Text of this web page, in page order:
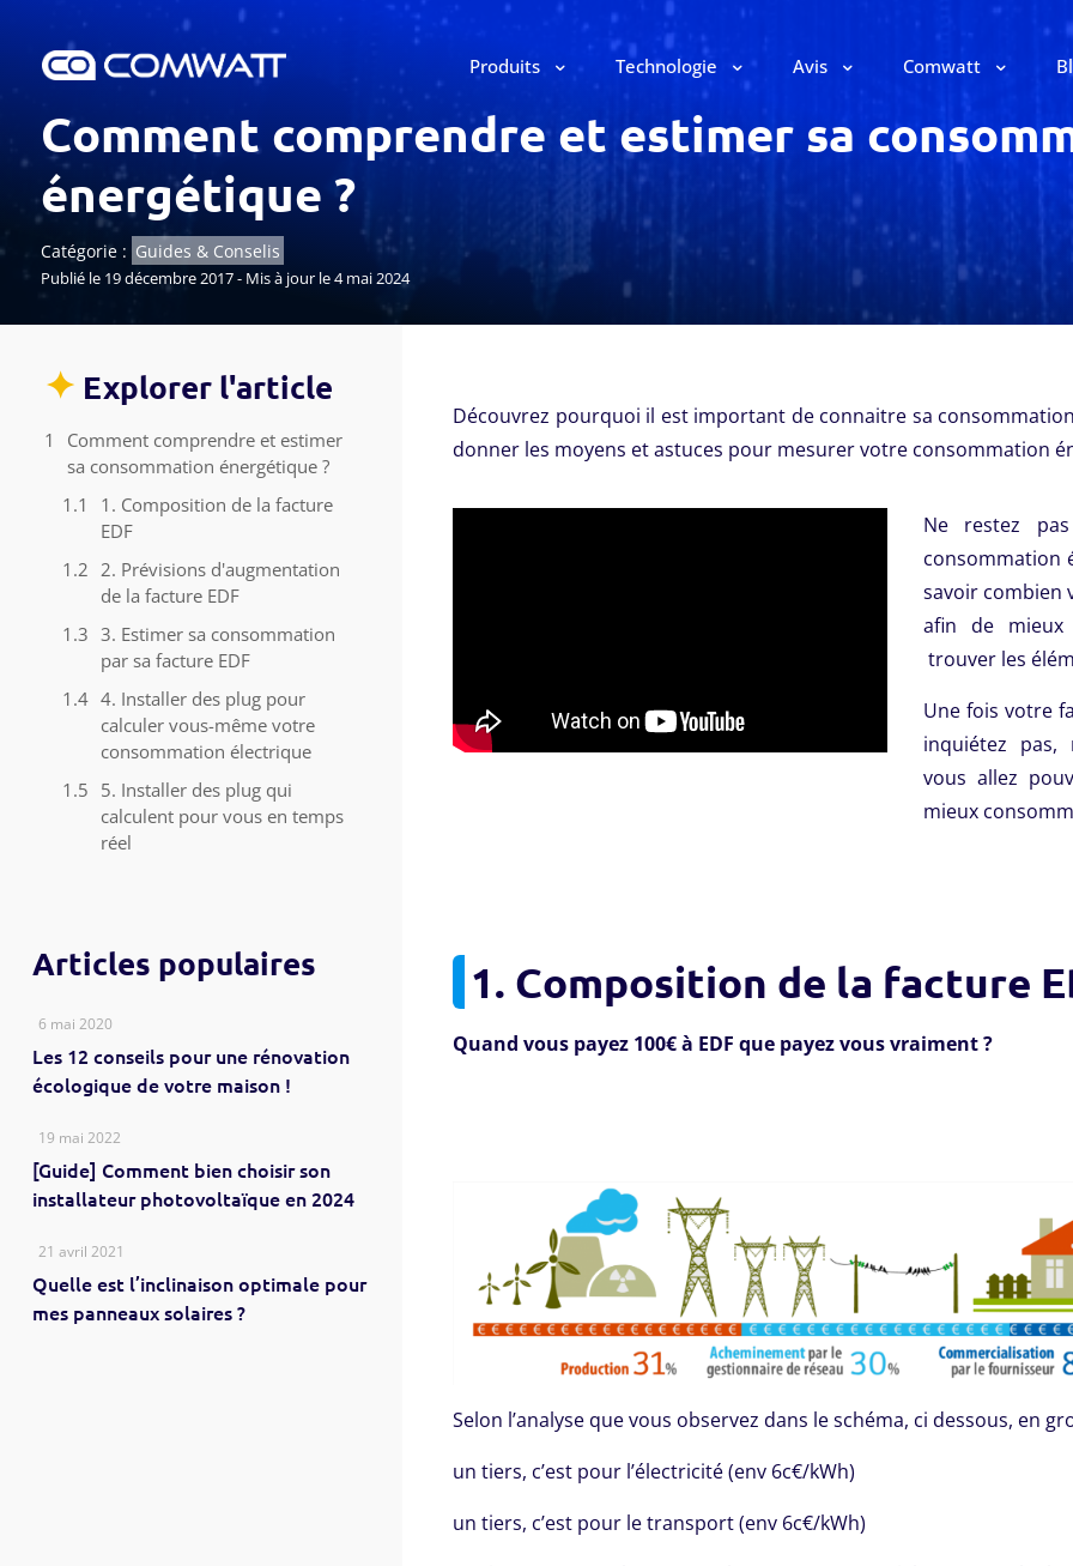
Produits Technologie Avis Comwatt
Comment comprendre et estimer sa
énergétique ?
Catégorie : Guides & Conselis
Publié le 19 décembre 2017 - Mis à jour le 4 mai 2024
✦ Explorer l'article
Comment comprendre et estimer
sa consommation énergétique ?
1. Composition de la facture
EDF
2. Prévisions d'augmentation
de la facture EDF
3. Estimer sa consommation
par sa facture EDF
4. Installer des plug pour
calculer vous-même votre
consommation électrique
5. Installer des plug qui
calculent pour vous en temps
réel
Articles populaires
6 mai 2020
Les 12 conseils pour une rénovation
écologique de votre maison !
19 mai 2022
[Guide] Comment bien choisir son
installateur photovoltaïque en 2024
21 avril 2021
Quelle est l’inclinaison optimale pour
mes panneaux solaires ?
Découvrez pourquoi il est important de connaitre sa
donner les moyens et astuces pour mesurer votre consommation
Ne restez
consommation
savoir combien
afin de mieux
trouver les
Une fois votre
inquiétez pas,
vous allez
mieux
1. Composition de la facture
Quand vous payez 100€ à EDF que payez vous vraiment ?
Selon l’analyse que vous observez dans le schéma, ci dessous, en
un tiers, c’est pour l’électricité (env 6c€/kWh)
un tiers, c’est pour le transport (env 6c€/kWh)